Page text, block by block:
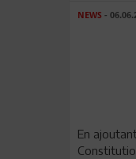
NEWS -
En